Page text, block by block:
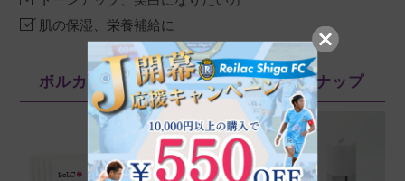
肌の保湿、栄養補給に
ボルカ（BoLCA+）シリーズのラインナップ